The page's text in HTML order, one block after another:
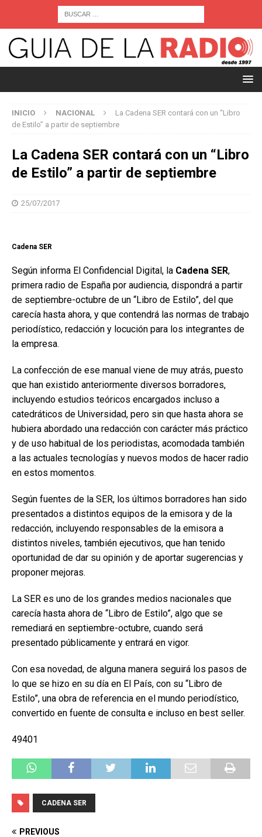
INICIO NACIONAL
La Cadena SER contará con un “Libro
de Estilo” a partir de septiembre
La Cadena SER contará con un “Libro
de Estilo” a partir de septiembre
25/07/2017
Cadena SER
Según informa El Confidencial Digital, la Cadena SER,
primera radio de España por audiencia, dispondrá a partir
de septiembre-octubre de un “Libro de Estilo”, del que
carecía hasta ahora, y que contendrá las normas de trabajo
periodístico, redacción y locución para los integrantes de
la empresa.
La confección de ese manual viene de muy atrás, puesto
que han existido anteriormente diversos borradores,
incluyendo estudios teóricos encargados incluso a
catedráticos de Universidad, pero sin que hasta ahora se
hubiera abordado una redacción con carácter más práctico
y de uso habitual de los periodistas, acomodada también
a las actuales tecnologías y nuevos modos de hacer radio
en estos momentos.
Según fuentes de la SER, los últimos borradores han sido
presentados a distintos equipos de la emisora y de la
redacción, incluyendo responsables de la emisora a
distintos niveles, también ejecutivos, que han tenido
oportunidad de dar su opinión y de aportar sugerencias y
proponer mejoras.
La SER es uno de los grandes medios nacionales que
carecía hasta ahora de “Libro de Estilo”, algo que se
remediará en septiembre-octubre, cuando será
presentado públicamente y entrará en vigor.
Con esa novedad, de alguna manera seguirá los pasos de
lo que se hizo en su día en El País, con su “Libro de
Estilo”, una obra de referencia en el mundo periodístico,
convertido en fuente de consulta e incluso en best seller.
49401
CADENA SER
PREVIOUS